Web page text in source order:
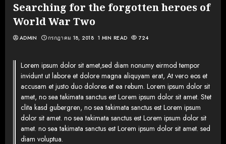
Searching for the forgotten heroes of
World War Two
ADMIN กรกฎาคม 18, 2018 1 MIN READ 724
Lorem ipsum dolor sit amet,sed diam nonumy eirmod tempor
invidunt ut labore et dolore magna aliquyam erat, At vero eos et
accusam et justo duo dolores et ea rebum. Lorem ipsum dolor sit
amet, no sea takimata sanctus est Lorem ipsum dolor sit amet. Stet
clita kasd gubergren, no sea takimata sanctus est Lorem ipsum
dolor sit amet. no sea takimata sanctus est Lorem ipsum dolor sit
amet. no sea takimata sanctus est Lorem ipsum dolor sit amet. sed
diam voluptua.